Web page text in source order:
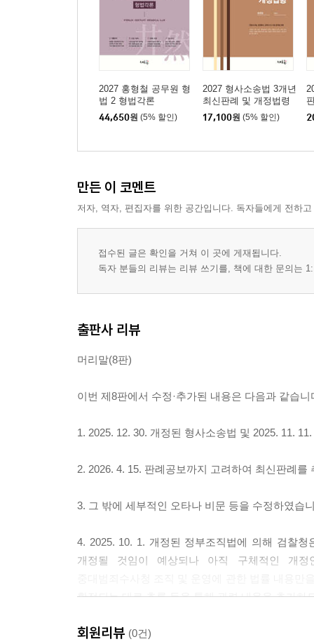
제4장 항고
제4편 특별소송절차
제2장 비상상고
제3장 약식절차
[부록] 기타주요법령
03 즉결심판에 관한 절차법 [시행 2017.7.26.] [법
04 형사소송규칙 [시행 2025.9.19] [대법원규칙 제
07 소송촉진 등에 관한 특례법 [시행 2025.11.11.] [
09 법원조직법 [시행 2026.3.12] [법률 제21451호,
11 고위공직자범죄수사처 설치 및 운영에 관한 법
13 중대범죄수사청 조직 및 운영에 관한 법률 [시
2027 홍형철 공무원 형
법 2 형법각론
44,650원 (5% 할인)
2027 형사소송법 3개년
최신판례 및 개정법령
17,100원 (5% 할인)
만든 이 코멘트
저자, 역자, 편집자를 위한 공간입니다. 독자들에게 전하
접수된 글은 확인을 거쳐 이 곳에 게재됩니다.
독자 분들의 리뷰는 리뷰 쓰기를, 책에 대한 문의는
출판사 리뷰
머리말(8판)
이번 제8판에서 수정·추가된 내용은 다음과 같습니
1. 2025. 12. 30. 개정된 형사소송법 및 2025. 11.
2. 2026. 4. 15. 판례공보까지 고려하여 최신판례를
3. 그 밖에 세부적인 오타나 비문 등을 수정하였습
4. 2025. 10. 1. 개정된 정부조직법에 의해 검찰
개정될 것임이 예상되나 아직 구체적인 개정
확정되는 대로 추록 등을 통해 관련 내용을 추가하
모쪼록 본서가 수험생들의 합격에 큰 도움이 되길
회원리뷰 (0건)